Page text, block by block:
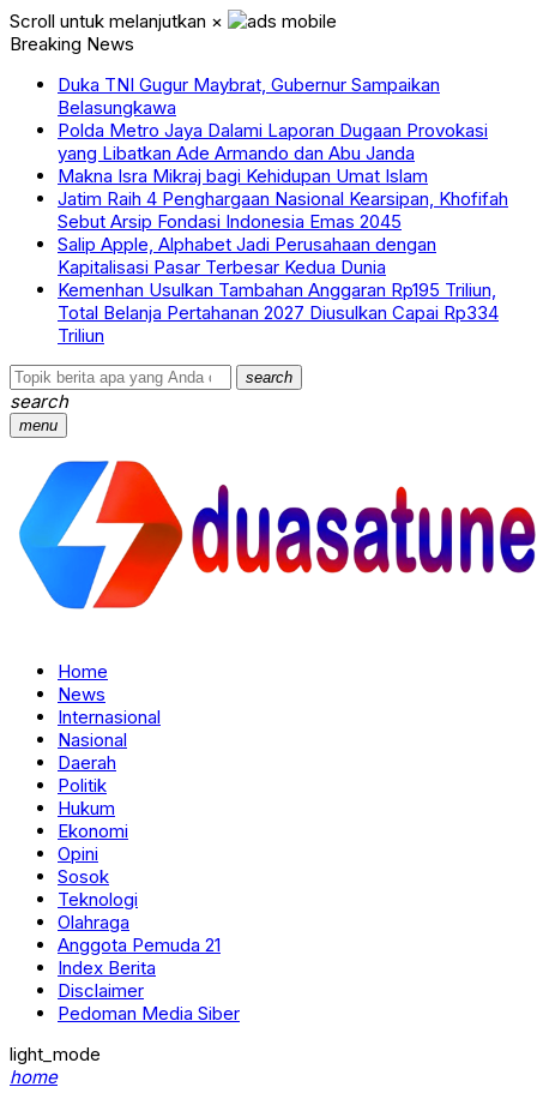
Scroll untuk melanjutkan ×
Breaking News
Duka TNI Gugur Maybrat, Gubernur Sampaikan
Belasungkawa
Polda Metro Jaya Dalami Laporan Dugaan Provokasi
yang Libatkan Ade Armando dan Abu Janda
Makna Isra Mikraj bagi Kehidupan Umat Islam
Jatim Raih 4 Penghargaan Nasional Kearsipan, Khofifah
Sebut Arsip Fondasi Indonesia Emas 2045
Salip Apple, Alphabet Jadi Perusahaan dengan
Kapitalisasi Pasar Terbesar Kedua Dunia
Kemenhan Usulkan Tambahan Anggaran Rp195 Triliun,
Total Belanja Pertahanan 2027 Diusulkan Capai Rp334
Triliun
search
search
menu
Home
News
Internasional
Nasional
Daerah
Politik
Hukum
Ekonomi
Opini
Sosok
Teknologi
Olahraga
Anggota Pemuda 21
Index Berita
Disclaimer
Pedoman Media Siber
light_mode
home